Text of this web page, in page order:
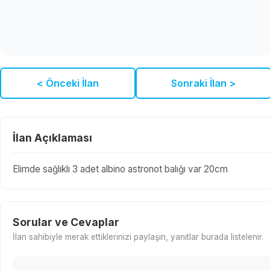
< Önceki İlan Sonraki İlan >
İlan Açıklaması
Elimde sağlıklı 3 adet albino astronot balığı var 20cm
Sorular ve Cevaplar
İlan sahibiyle merak ettiklerinizi paylaşın, yanıtlar burada listelenir.